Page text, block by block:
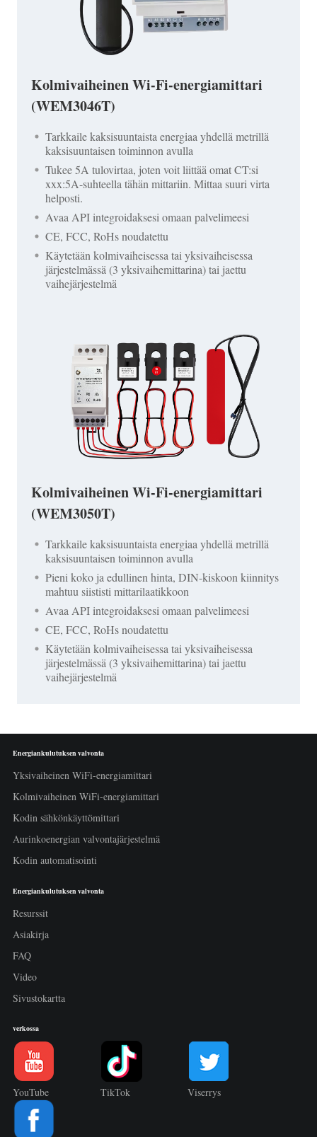
Kolmivaiheinen Wi-Fi-energiamittari
(WEM3046T)
Tarkkaile kaksisuuntaista energiaa yhdellä metrillä
kaksisuuntaisen toiminnon avulla
Tukee 5A tulovirtaa, joten voit liittää omat CT:si
xxx:5A-suhteella tähän mittariin. Mittaa suuri virta
helposti.
Avaa API integroidaksesi omaan palvelimeesi
CE, FCC, RoHs noudatettu
Käytetään kolmivaiheisessa tai yksivaiheisessa
järjestelmässä (3 yksivaihemittarina) tai jaettu
vaihejärjestelmä
Kolmivaiheinen Wi-Fi-energiamittari
(WEM3050T)
Tarkkaile kaksisuuntaista energiaa yhdellä metrillä
kaksisuuntaisen toiminnon avulla
Pieni koko ja edullinen hinta, DIN-kiskoon kiinnitys
mahtuu siististi mittarilaatikkoon
Avaa API integroidaksesi omaan palvelimeesi
CE, FCC, RoHs noudatettu
Käytetään kolmivaiheisessa tai yksivaiheisessa
järjestelmässä (3 yksivaihemittarina) tai jaettu
vaihejärjestelmä
Energiankulutuksen valvonta
Yksivaiheinen WiFi-energiamittari
Kolmivaiheinen WiFi-energiamittari
Kodin sähkönkäyttömittari
Aurinkoenergian valvontajärjestelmä
Kodin automatisointi
Energiankulutuksen valvonta
Resurssit
Asiakirja
FAQ
Video
Sivustokartta
verkossa
YouTube TikTok Viserrys